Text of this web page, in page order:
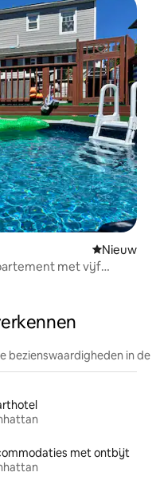
Nieuwe
Nieuw
met vijf
bezienswaardigheden in de
met ontbijt